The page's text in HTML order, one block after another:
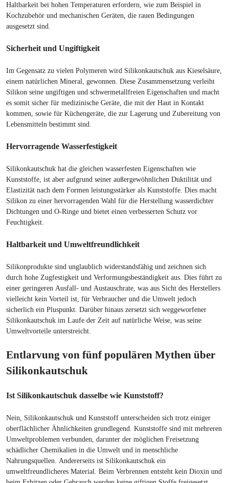
Haltbarkeit bei hohen Temperaturen erfordern, wie zum Beispiel in
Kochzubehör und mechanischen Geräten, die rauen Bedingungen
ausgesetzt sind.
Sicherheit und Ungiftigkeit
Im Gegensatz zu vielen Polymeren wird Silikonkautschuk aus Kieselsäure,
einem natürlichen Mineral, gewonnen. Diese Zusammensetzung verleiht
Silikon seine ungiftigen und schwermetallfreien Eigenschaften und macht
es somit sicher für medizinische Geräte, die mit der Haut in Kontakt
kommen, sowie für Küchengeräte, die zur Lagerung und Zubereitung von
Lebensmitteln bestimmt sind.
Hervorragende Wasserfestigkeit
Silikonkautschuk hat die gleichen wasserfesten Eigenschaften wie
Kunststoffe, ist aber aufgrund seiner außergewöhnlichen Duktilität und
Elastizität nach dem Formen leistungsstärker als Kunststoffe. Dies macht
Silikon zu einer hervorragenden Wahl für die Herstellung wasserdichter
Dichtungen und O-Ringe und bietet einen verbesserten Schutz vor
Feuchtigkeit.
Haltbarkeit und Umweltfreundlichkeit
Silikonprodukte sind unglaublich widerstandsfähig und zeichnen sich
durch hohe Zugfestigkeit und Verformungsbeständigkeit aus. Dies führt zu
einer geringeren Ausfall- und Austauschrate, was aus Sicht des Herstellers
vielleicht kein Vorteil ist, für Verbraucher und die Umwelt jedoch
sicherlich ein Pluspunkt. Darüber hinaus zersetzt sich weggeworfener
Silikonkautschuk im Laufe der Zeit auf natürliche Weise, was seine
Umweltvorteile unterstreicht.
Entlarvung von fünf populären Mythen über
Silikonkautschuk
Ist Silikonkautschuk dasselbe wie Kunststoff?
Nein, Silikonkautschuk und Kunststoff unterscheiden sich trotz einiger
oberflächlicher Ähnlichkeiten grundlegend. Kunststoffe sind mit mehreren
Umweltproblemen verbunden, darunter der möglichen Freisetzung
schädlicher Chemikalien in die Umwelt und in menschliche
Nahrungsquellen. Andererseits ist Silikonkautschuk ein
umweltfreundlicheres Material. Beim Verbrennen entsteht kein Dioxin und